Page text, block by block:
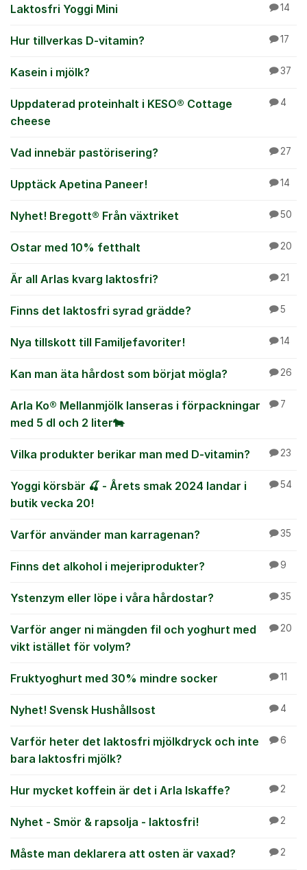
Laktosfri Yoggi Mini 14
Hur tillverkas D-vitamin? 17
Kasein i mjölk? 37
Uppdaterad proteinhalt i KESO® Cottage
cheese
4
Vad innebär pastörisering? 27
Upptäck Apetina Paneer! 14
Nyhet! Bregott® Från växtriket 50
Ostar med 10% fetthalt 20
Är all Arlas kvarg laktosfri? 21
Finns det laktosfri syrad grädde? 5
Nya tillskott till Familjefavoriter! 14
Kan man äta hårdost som börjat mögla? 26
Arla Ko® Mellanmjölk lanseras i förpackningar
med 5 dl och 2 liter🐄
7
Vilka produkter berikar man med D-vitamin? 23
Yoggi körsbär 🍒 - Årets smak 2024 landar i
butik vecka 20!
54
Varför använder man karragenan? 35
Finns det alkohol i mejeriprodukter? 9
Ystenzym eller löpe i våra hårdostar? 35
Varför anger ni mängden fil och yoghurt med
vikt istället för volym?
20
Fruktyoghurt med 30% mindre socker 11
Nyhet! Svensk Hushållsost 4
Varför heter det laktosfri mjölkdryck och inte
bara laktosfri mjölk?
6
Hur mycket koffein är det i Arla Iskaffe? 2
Nyhet - Smör & rapsolja - laktosfri! 2
Måste man deklarera att osten är vaxad? 2